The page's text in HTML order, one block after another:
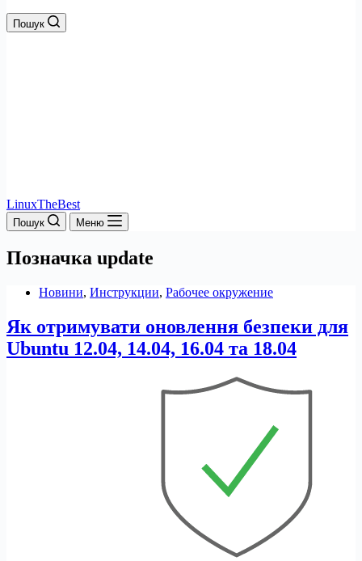
Пошук
LinuxTheBest
Пошук Меню
Позначка update
Новини, Инструкции, Рабочее окружение
Як отримувати оновлення безпеки для
Ubuntu 12.04, 14.04, 16.04 та 18.04